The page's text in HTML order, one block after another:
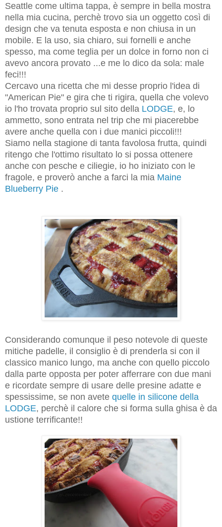
Seattle come ultima tappa, è sempre in bella mostra
nella mia cucina, perchè trovo sia un oggetto così di
design che va tenuta esposta e non chiusa in un
mobile. E la uso, sia chiaro, sui fornelli e anche
spesso, ma come teglia per un dolce in forno non ci
avevo ancora provato ...e me lo dico da sola: male
feci!!!
Cercavo una ricetta che mi desse proprio l'idea di
"American Pie" e gira che ti rigira, quella che volevo
io l'ho trovata proprio sul sito della LODGE, e, lo
ammetto, sono entrata nel trip che mi piacerebbe
avere anche quella con i due manici piccoli!!!
Siamo nella stagione di tanta favolosa frutta, quindi
ritengo che l'ottimo risultato lo si possa ottenere
anche con pesche e ciliegie, io ho iniziato con le
fragole, e proverò anche a farci la mia Maine
Blueberry Pie .
Considerando comunque il peso notevole di queste
mitiche padelle, il consiglio è di prenderla si con il
classico manico lungo, ma anche con quello piccolo
dalla parte opposta per poter afferrare con due mani
e ricordate sempre di usare delle presine adatte e
spessissime, se non avete quelle in silicone della
LODGE, perchè il calore che si forma sulla ghisa è da
ustione terrificante!!